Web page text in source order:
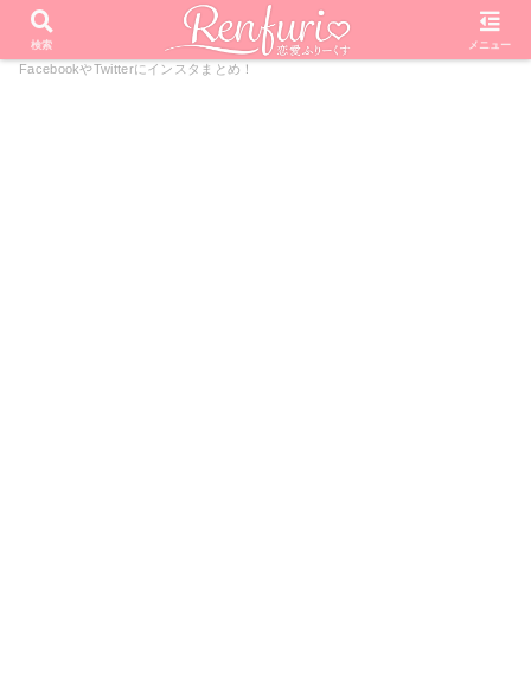
PR
ホーム 芸能・エンタメ 話題
近藤義晴(岡山三郎)の
FacebookやTwitterにインスタまとめ！
検索 メニュー